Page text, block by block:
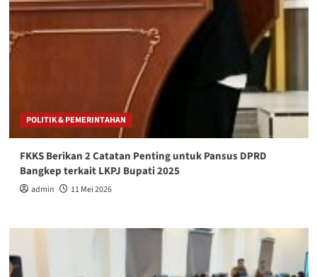
POLITIK & PEMERINTAHAN
FKKS Berikan 2 Catatan Penting untuk Pansus DPRD
Bangkep terkait LKPJ Bupati 2025
admin 11 Mei 2026